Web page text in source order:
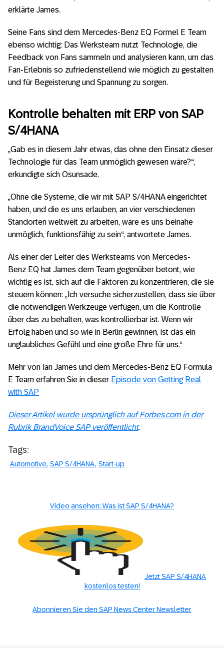
erklärte James.
Seine Fans sind dem Mercedes-Benz EQ Formel E Team
ebenso wichtig: Das Werksteam nutzt Technologie, die
Feedback von Fans sammeln und analysieren kann, um das
Fan-Erlebnis so zufriedenstellend wie möglich zu gestalten
und für Begeisterung und Spannung zu sorgen.
Kontrolle behalten mit ERP von SAP
S/4HANA
„Gab es in diesem Jahr etwas, das ohne den Einsatz dieser
Technologie für das Team unmöglich gewesen wäre?“,
erkundigte sich Osunsade.
„Ohne die Systeme, die wir mit SAP S/4HANA eingerichtet
haben, und die es uns erlauben, an vier verschiedenen
Standorten weltweit zu arbeiten, wäre es uns beinahe
unmöglich, funktionsfähig zu sein“, antwortete James.
Als einer der Leiter des Werksteams von Mercedes-
Benz EQ hat James dem Team gegenüber betont, wie
wichtig es ist, sich auf die Faktoren zu konzentrieren, die sie
steuern können: „Ich versuche sicherzustellen, dass sie über
die notwendigen Werkzeuge verfügen, um die Kontrolle
über das zu behalten, was kontrollierbar ist. Wenn wir
Erfolg haben und so wie in Berlin gewinnen, ist das ein
unglaubliches Gefühl und eine große Ehre für uns.“
Mehr von Ian James und dem Mercedes-Benz EQ Formula
E Team erfahren Sie in dieser Episode von Getting Real
with SAP
Dieser Artikel wurde ursprünglich auf Forbes.com in der
Rubrik BrandVoice SAP veröffentlicht.
Tags:
Automotive SAP S/4HANA Start-up
Video ansehen: Was ist SAP S/4HANA?
Jetzt SAP S/4HANA
kostenlos testen!
Abonnieren Sie den SAP News Center Newsletter